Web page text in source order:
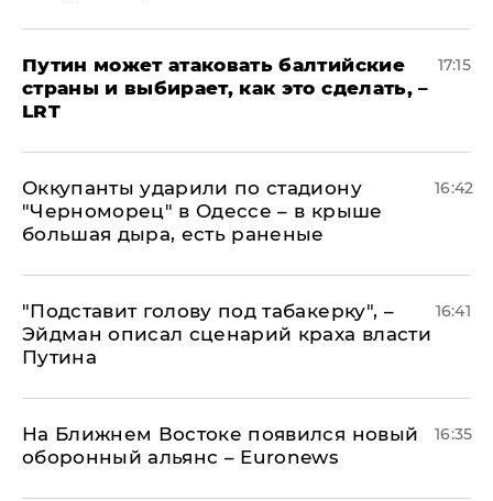
Путин может атаковать балтийские
страны и выбирает, как это сделать, –
LRT
17:15
Оккупанты ударили по стадиону
"Черноморец" в Одессе – в крыше
большая дыра, есть раненые
16:42
​"Подставит голову под табакерку", –
Эйдман описал сценарий краха власти
Путина
16:41
На Ближнем Востоке появился новый
оборонный альянс – Euronews
16:35